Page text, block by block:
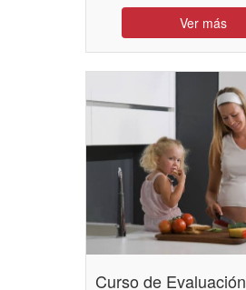
Ver más
Curso de Evaluación